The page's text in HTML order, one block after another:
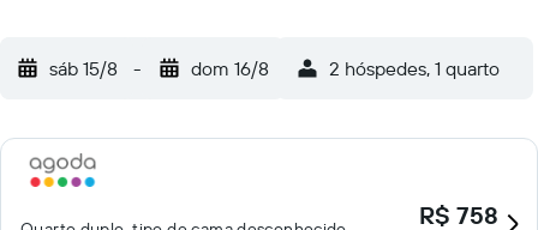
sáb 15/8 - dom 16/8 2 hóspedes, 1 quarto
R$ 758